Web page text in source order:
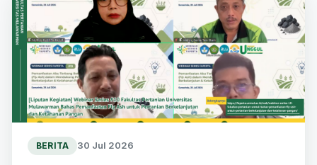
BERITA 30 Jul 2026